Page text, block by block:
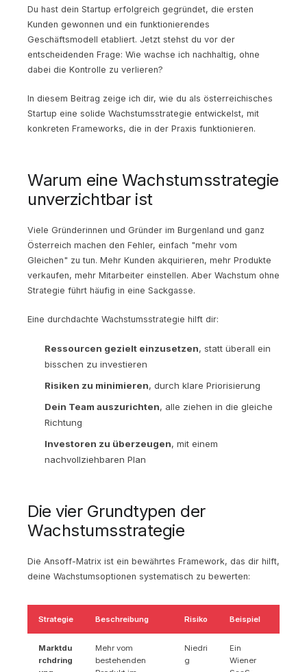
Du hast dein Startup erfolgreich gegründet, die ersten
Kunden gewonnen und ein funktionierendes
Geschäftsmodell etabliert. Jetzt stehst du vor der
entscheidenden Frage: Wie wachse ich nachhaltig, ohne
dabei die Kontrolle zu verlieren?
In diesem Beitrag zeige ich dir, wie du als österreichisches
Startup eine solide Wachstumsstrategie entwickelst, mit
konkreten Frameworks, die in der Praxis funktionieren.
Warum eine Wachstumsstrategie
unverzichtbar ist
Viele Gründerinnen und Gründer im Burgenland und ganz
Österreich machen den Fehler, einfach "mehr vom
Gleichen" zu tun. Mehr Kunden akquirieren, mehr Produkte
verkaufen, mehr Mitarbeiter einstellen. Aber Wachstum ohne
Strategie führt häufig in eine Sackgasse.
Eine durchdachte Wachstumsstrategie hilft dir:
Ressourcen gezielt einzusetzen, statt überall ein
bisschen zu investieren
Risiken zu minimieren, durch klare Priorisierung
Dein Team auszurichten, alle ziehen in die gleiche
Richtung
Investoren zu überzeugen, mit einem
nachvollziehbaren Plan
Die vier Grundtypen der
Wachstumsstrategie
Die Ansoff-Matrix ist ein bewährtes Framework, das dir hilft,
deine Wachstumsoptionen systematisch zu bewerten:
Strategie Beschreibung Risiko Beispiel
Marktdu
rchdring
Mehr vom
bestehenden
Niedri
g
Ein
Wiener